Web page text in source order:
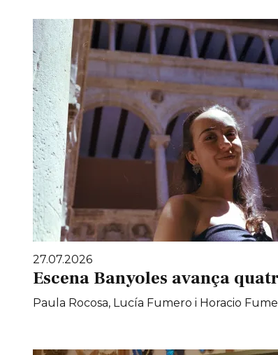
27.07.2026
Escena Banyoles avança
Paula Rocosa, Lucía Fumero i Horacio